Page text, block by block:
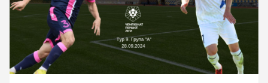
Матчі 2026/2027
Фото
Історія
Клуб